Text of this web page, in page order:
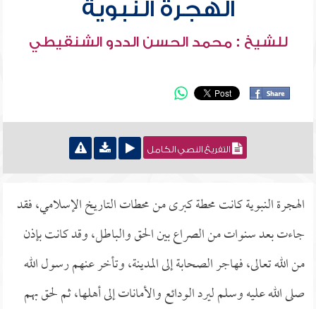
الهجرة النبوية
للشيخ : محمد الحسن الددو الشنقيطي
التفريغ النصي الكامل
الهجرة النبوية كانت محطة كبرى من محطات التاريخ الإسلامي، فقد
جاءت بعد سنوات من الصراع بين الحق والباطل، وقد كانت بإذن
من الله تعالى، فهاجر الصحابة إلى المدينة، وتأخر عنهم رسول الله
صلى الله عليه وسلم ليرد الودائع والأمانات إلى أهلها، ثم لحق بهم